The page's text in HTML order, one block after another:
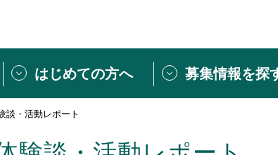
はじめての方へ
規登録 ボランティアをしたい方は「個人ユーザ
募集情報を探
募集情報
[個人] 体験談
ボランティアの広場
新着記事一覧
談・活動レポート